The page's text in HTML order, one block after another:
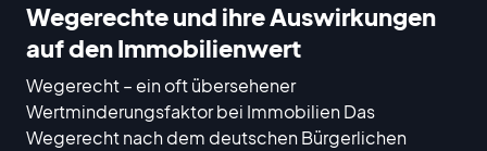
Wegerechte und ihre Auswirkungen
auf den Immobilienwert
Wegerecht – ein oft übersehener
Wertminderungsfaktor bei Immobilien Das
Wegerecht nach dem deutschen Bürgerlichen